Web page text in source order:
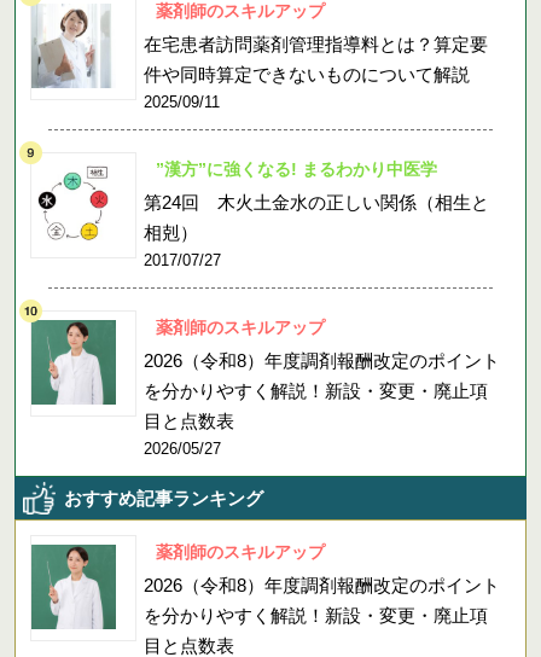
薬剤師のスキルアップ
在宅患者訪問薬剤管理指導料とは？算定要
件や同時算定できないものについて解説
2025/09/11
”漢方”に強くなる! まるわかり中医学
第24回 木火土金水の正しい関係（相生と
相剋）
2017/07/27
薬剤師のスキルアップ
2026（令和8）年度調剤報酬改定のポイント
を分かりやすく解説！新設・変更・廃止項
目と点数表
2026/05/27
おすすめ記事ランキング
薬剤師のスキルアップ
2026（令和8）年度調剤報酬改定のポイント
を分かりやすく解説！新設・変更・廃止項
目と点数表